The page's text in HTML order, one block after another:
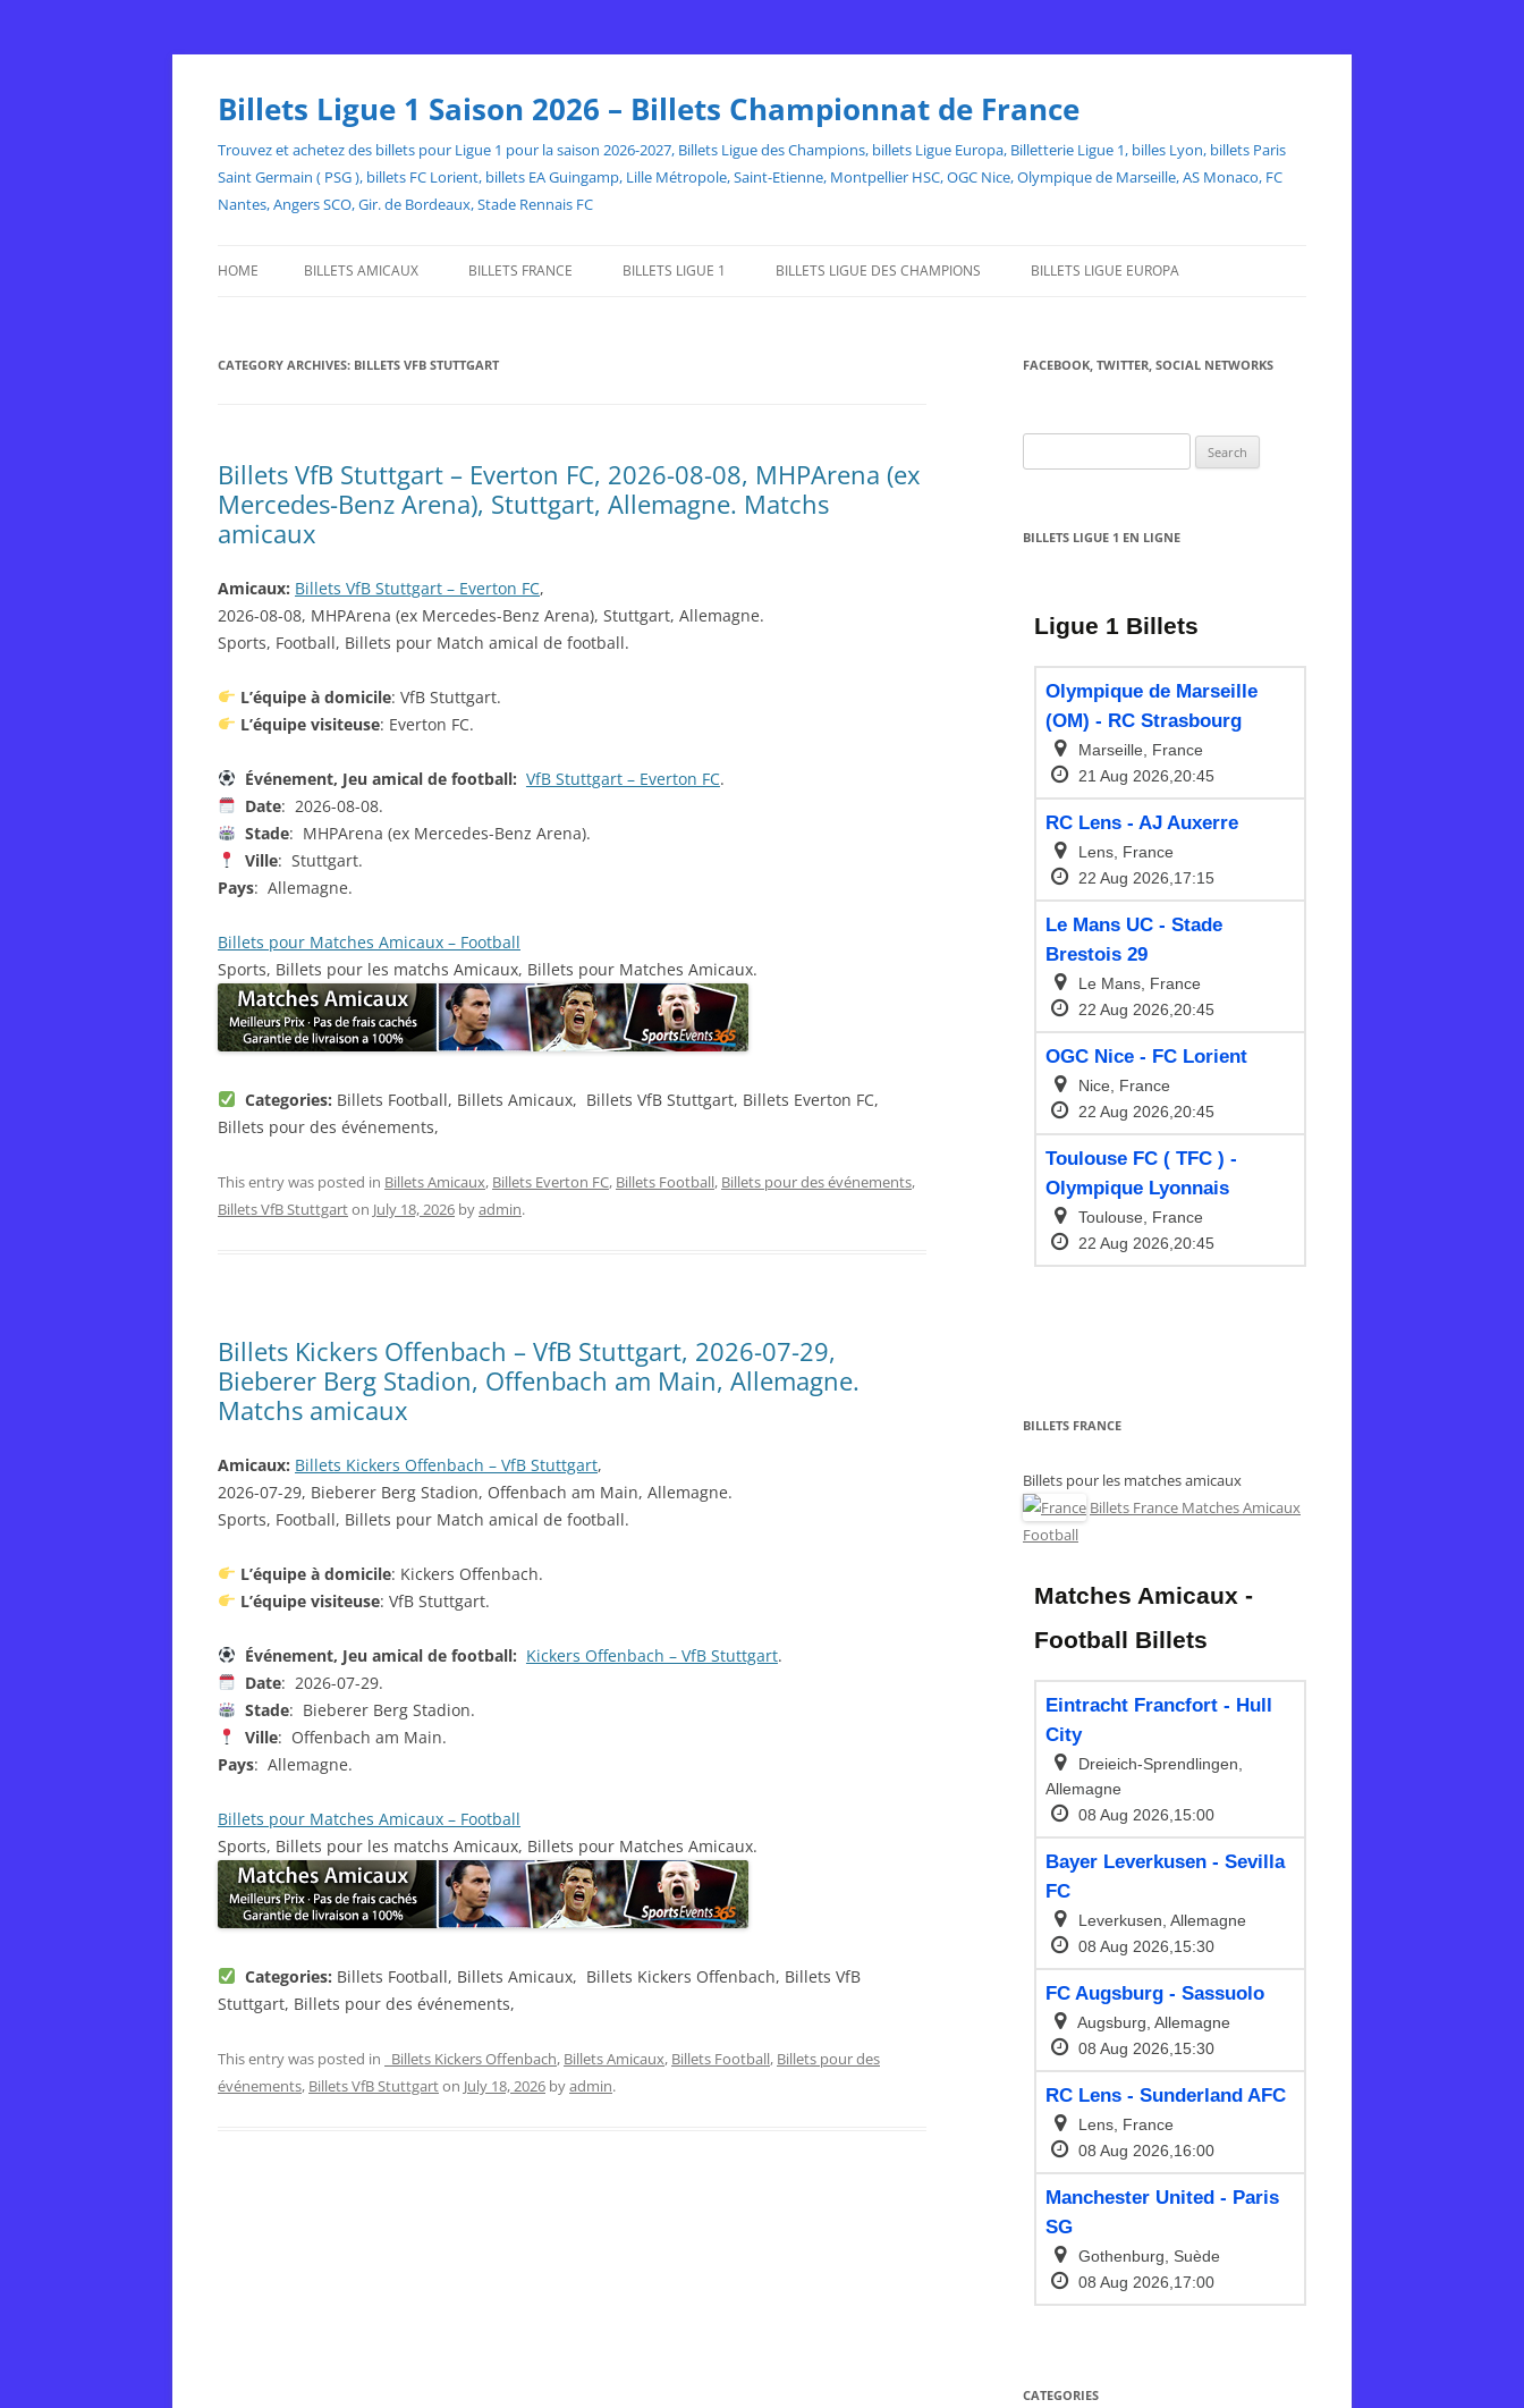
Skip
content
Billets Ligue 1 Saison 2026 – Billets Championnat de France
Trouvez et achetez des billets pour Ligue 1 pour la saison 2026-2027, Billets Ligue des Champions, billets Ligue Europa, Billetterie Ligue 1, billes Lyon, billets Paris
Saint Germain ( PSG ), billets FC Lorient, billets EA Guingamp, Lille Métropole, Saint-Etienne, Montpellier HSC, OGC Nice, Olympique de Marseille, AS Monaco, FC
Nantes, Angers SCO, Gir. de Bordeaux, Stade Rennais FC
HOME BILLETS AMICAUX BILLETS FRANCE BILLETS LIGUE 1 BILLETS LIGUE DES CHAMPIONS BILLETS LIGUE EUROPA
CATEGORY ARCHIVES: BILLETS VFB STUTTGART
Billets VfB Stuttgart – Everton FC, 2026-08-08, MHPArena (ex
Mercedes-Benz Arena), Stuttgart, Allemagne. Matchs
amicaux
Amicaux: Billets VfB Stuttgart – Everton FC,
2026-08-08, MHPArena (ex Mercedes-Benz Arena), Stuttgart, Allemagne.
Sports, Football, Billets pour Match amical de football.
L’équipe à domicile: VfB Stuttgart.
L’équipe visiteuse: Everton FC.
Événement, Jeu amical de football: VfB Stuttgart – Everton FC.
Date: 2026-08-08.
Stade: MHPArena (ex Mercedes-Benz Arena).
Ville: Stuttgart.
Pays: Allemagne.
Billets pour Matches Amicaux – Football
Sports, Billets pour les matchs Amicaux, Billets pour Matches Amicaux.
Categories: Billets Football, Billets Amicaux, Billets VfB Stuttgart, Billets Everton FC,
Billets pour des événements,
This entry was posted in Billets Amicaux, Billets Everton FC, Billets Football, Billets pour des événements,
Billets VfB Stuttgarton July 18, 2026 byadmin.
Billets Kickers Offenbach – VfB Stuttgart, 2026-07-29,
Bieberer Berg Stadion, Offenbach am Main, Allemagne.
Matchs amicaux
Amicaux: Billets Kickers Offenbach – VfB Stuttgart,
2026-07-29, Bieberer Berg Stadion, Offenbach am Main, Allemagne.
Sports, Football, Billets pour Match amical de football.
L’équipe à domicile: Kickers Offenbach.
L’équipe visiteuse: VfB Stuttgart.
Événement, Jeu amical de football: Kickers Offenbach – VfB Stuttgart.
Date: 2026-07-29.
Stade: Bieberer Berg Stadion.
Ville: Offenbach am Main.
Pays: Allemagne.
Billets pour Matches Amicaux – Football
Sports, Billets pour les matchs Amicaux, Billets pour Matches Amicaux.
Categories: Billets Football, Billets Amicaux, Billets Kickers Offenbach, Billets VfB
Stuttgart, Billets pour des événements,
This entry was posted in Billets Kickers Offenbach, Billets Amicaux, Billets Football, Billets pour des
événements, Billets VfB Stuttgarton July 18, 2026 byadmin.
FACEBOOK, TWITTER, SOCIAL NETWORKS
for:
BILLETS LIGUE 1 EN LIGNE
BILLETS FRANCE
Billets pour les matches amicaux
Billets France Matches Amicaux
Football
CATEGORIES